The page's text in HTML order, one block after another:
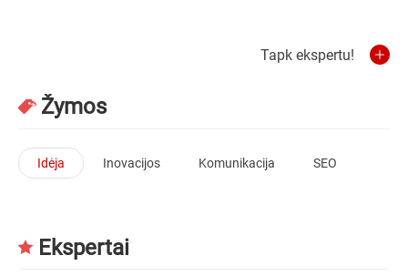
Tapk ekspertu!
Žymos
Idėja Inovacijos Komunikacija SEO
Ekspertai